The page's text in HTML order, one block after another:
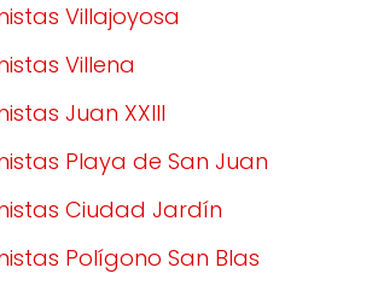
Villajoyosa
Villena
Juan XXIII
Playa de San Juan
Ciudad Jardín
Polígono San Blas